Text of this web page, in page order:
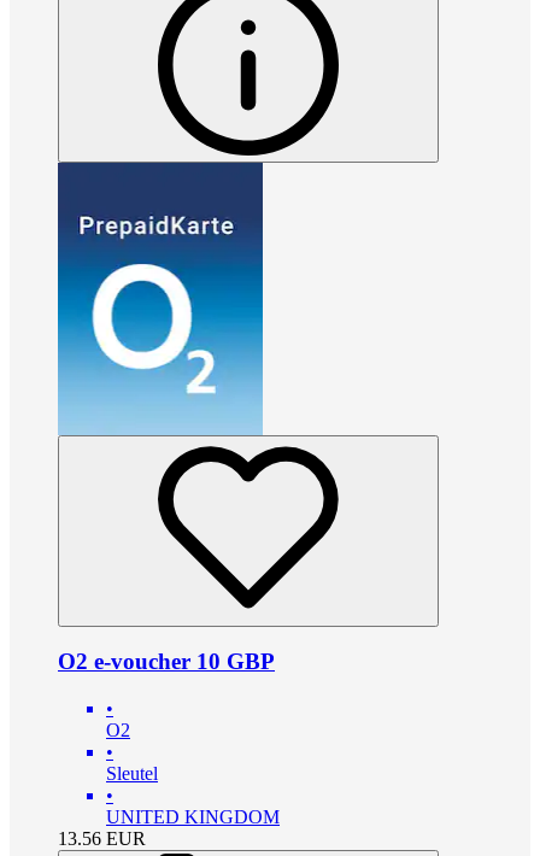
O2 e-voucher 10 GBP
•
O2
•
Sleutel
•
UNITED KINGDOM
13.56 EUR